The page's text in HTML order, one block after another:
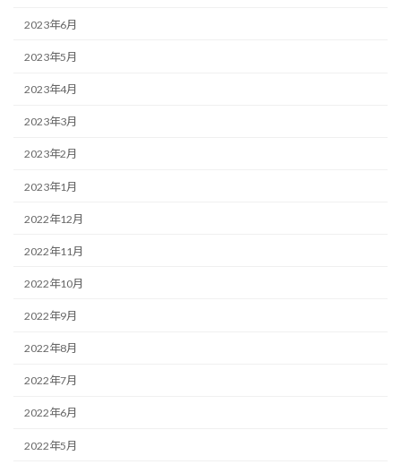
2023年6月
2023年5月
2023年4月
2023年3月
2023年2月
2023年1月
2022年12月
2022年11月
2022年10月
2022年9月
2022年8月
2022年7月
2022年6月
2022年5月